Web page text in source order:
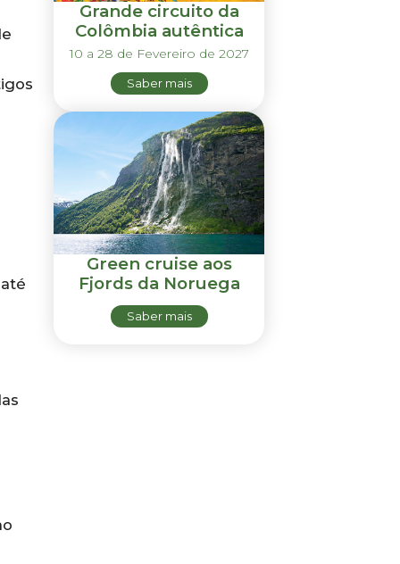
Grande circuito da
Colômbia autêntica
10 a 28 de Fevereiro de 2027
Saber mais
Green cruise aos
Fjords da Noruega
Saber mais